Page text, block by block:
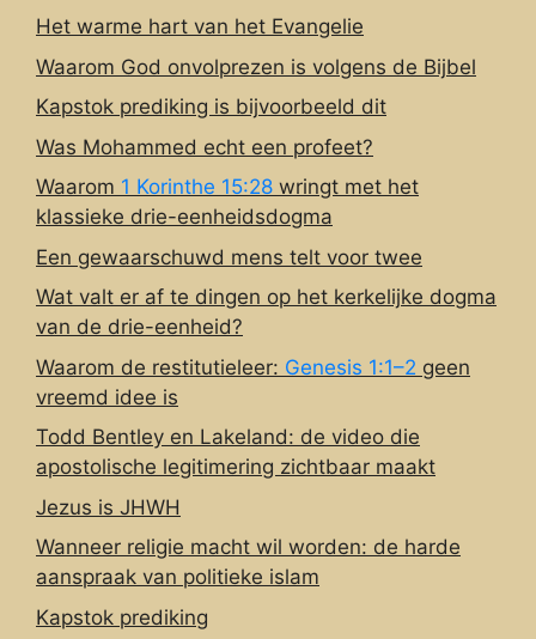
Het warme hart van het Evangelie
Waarom God onvolprezen is volgens de Bijbel
Kapstok prediking is bijvoorbeeld dit
Was Mohammed echt een profeet?
Waarom 1 Korinthe 15:28 wringt met het
klassieke drie-eenheidsdogma
Een gewaarschuwd mens telt voor twee
Wat valt er af te dingen op het kerkelijke dogma
van de drie-eenheid?
Waarom de restitutieleer: Genesis 1:1–2 geen
vreemd idee is
Todd Bentley en Lakeland: de video die
apostolische legitimering zichtbaar maakt
Jezus is JHWH
Wanneer religie macht wil worden: de harde
aanspraak van politieke islam
Kapstok prediking